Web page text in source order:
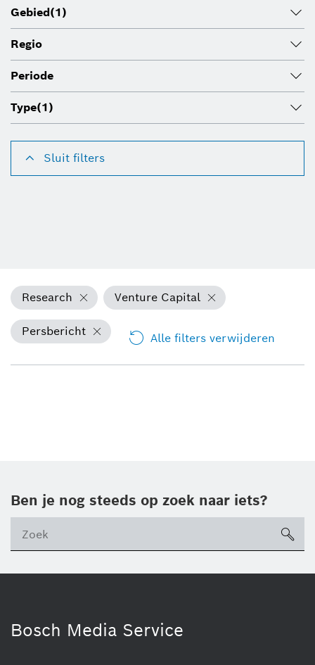
Gebied(1)
Regio
Periode
Type(1)
Sluit filters
Research Venture Capital
Persbericht Alle filters verwijderen
Ben je nog steeds op zoek naar iets?
Bosch Media Service